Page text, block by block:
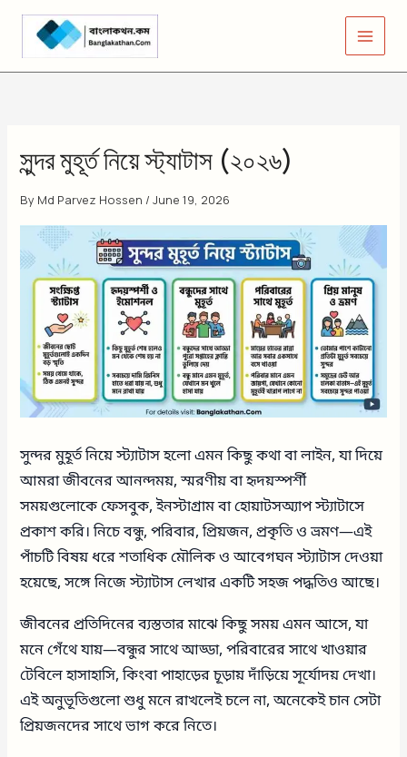
Skip
content
সুন্দর মুহূর্ত নিয়ে স্ট্যাটাস (২০২৬)
By Md Parvez Hossen /June 19, 2026
সুন্দর মুহূর্ত নিয়ে স্ট্যাটাস হলো এমন কিছু কথা বা লাইন, যা দিয়ে
আমরা জীবনের আনন্দময়, স্মরণীয় বা হৃদয়স্পর্শী
সময়গুলোকে ফেসবুক, ইনস্টাগ্রাম বা হোয়াটসঅ্যাপ স্ট্যাটাসে
প্রকাশ করি। নিচে বন্ধু, পরিবার, প্রিয়জন, প্রকৃতি ও ভ্রমণ—এই
পাঁচটি বিষয় ধরে শতাধিক মৌলিক ও আবেগঘন স্ট্যাটাস দেওয়া
হয়েছে, সঙ্গে নিজে স্ট্যাটাস লেখার একটি সহজ পদ্ধতিও আছে।
জীবনের প্রতিদিনের ব্যস্ততার মাঝে কিছু সময় এমন আসে, যা
মনে গেঁথে যায়—বন্ধুর সাথে আড্ডা, পরিবারের সাথে খাওয়ার
টেবিলে হাসাহাসি, কিংবা পাহাড়ের চূড়ায় দাঁড়িয়ে সূর্যোদয় দেখা।
এই অনুভূতিগুলো শুধু মনে রাখলেই চলে না, অনেকেই চান সেটা
প্রিয়জনদের সাথে ভাগ করে নিতে।